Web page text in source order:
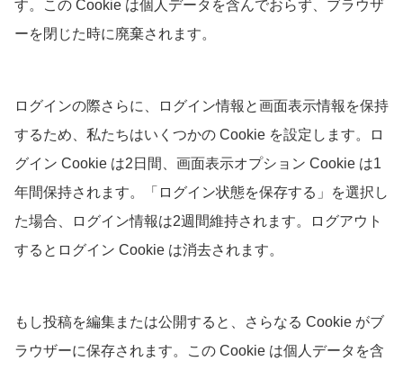
す。この Cookie は個人データを含んでおらず、ブラウザ
ーを閉じた時に廃棄されます。
ログインの際さらに、ログイン情報と画面表示情報を保持
するため、私たちはいくつかの Cookie を設定します。ロ
グイン Cookie は2日間、画面表示オプション Cookie は1
年間保持されます。「ログイン状態を保存する」を選択し
た場合、ログイン情報は2週間維持されます。ログアウト
するとログイン Cookie は消去されます。
もし投稿を編集または公開すると、さらなる Cookie がブ
ラウザーに保存されます。この Cookie は個人データを含